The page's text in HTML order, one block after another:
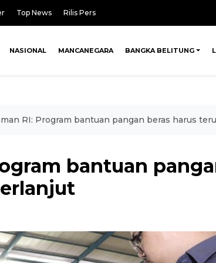
Top News Rilis Pers
NASIONAL MANCANEGARA BANGKA BELITUNG
RI: Program bantuan pangan beras harus
bantuan